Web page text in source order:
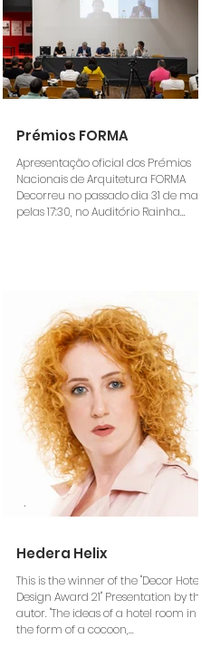
Prémios FORMA
Apresentação oficial dos Prémios
Nacionais de Arquitetura FORMA
Decorreu no passado dia 31 de maio
pelas 17:30, no Auditório Rainha...
Hedera Helix
This is the winner of the "Decor Hotel
Design Award 21" Presentation by the
autor. "The ideas of a hotel room in
the form of a cocoon,...